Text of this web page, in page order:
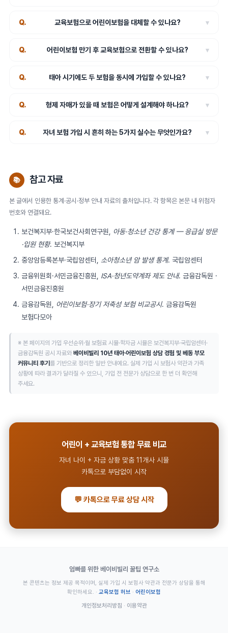
교육보험으로 어린이보험을 대체할 수 있나요? ▾
어린이보험 만기 후 교육보험으로 전환할 수 있나요? ▾
태아 시기에도 두 보험을 동시에 가입할 수 있나요? ▾
형제 자매가 있을 때 보험은 어떻게 설계해야 하나요? ▾
자녀 보험 가입 시 흔히 하는 5가지 실수는 무엇인가요? ▾
📚 참고 자료
본 글에서 인용한 통계·공시·정부 안내 자료의 출처입니다. 각 항목은 본문 내 위첨자
번호와 연결돼요.
보건복지부·한국보건사회연구원, 아동·청소년 건강 통계 — 응급실 방문
·입원 현황. 보건복지부
중앙암등록본부·국립암센터, 소아청소년 암 발생 통계. 국립암센터
금융위원회·서민금융진흥원, ISA·청년도약계좌 제도 안내. 금융감독원 ·
서민금융진흥원
금융감독원, 어린이보험·장기 저축성 보험 비교공시. 금융감독원
보험다모아
※ 본 페이지의 가입 우선순위·월 보험료 시뮬·학자금 시뮬은 보건복지부·국립암센터·
금융감독원 공시 자료와 베이비빌리 10년 태아·어린이보험 상담 경험 및 베동 부모
커뮤니티 후기 를 기반으로 정리한 일반 안내예요. 실제 가입 시 보험사 약관과 가족
상황에 따라 결과가 달라질 수 있으니, 가입 전 전문가 상담으로 한 번 더 확인해
주세요.
어린이 + 교육보험 통합 무료 비교
자녀 나이 + 자금 상황 맞춤 11개사 시뮬
카톡으로 부담없이 시작
💬 카톡으로 무료 상담 시작
엄빠를 위한 베이비빌리 꿀팁 연구소
본 콘텐츠는 정보 제공 목적이며, 실제 가입 시 보험사 약관과 전문가 상담을 통해
확인하세요. · 교육보험 허브 · 어린이보험
개인정보처리방침 · 이용약관